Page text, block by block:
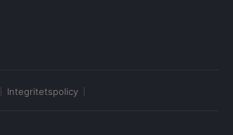
Integritetspolicy